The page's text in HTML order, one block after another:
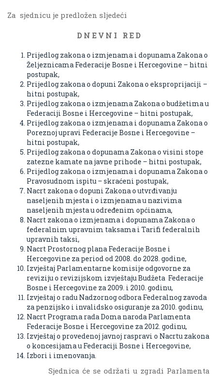
Za sjednicu je predložen sljedeći
D N E V N I R E D
Prijedlog zakona o izmjenama i dopunama Zakona o
Željeznicama Federacije Bosne i Hercegovine – hitni
postupak,
Prijedlog zakona o dopuni Zakona o eksproprijaciji –
hitni postupak,
Prijedlog zakona o izmjenama Zakona o budžetima u
Federaciji Bosne i Hercegovine – hitni postupak,
Prijedlog zakona o izmjenama i dopunama Zakona o
Poreznoj upravi Federacije Bosne i Hercegovine –
hitni postupak,
Prijedlog zakona o dopunama Zakona o visini stope
zatezne kamate na javne prihode – hitni postupak,
Prijedlog zakona o izmjenama i dopunama Zakona o
Pravosudnom ispitu – skraćeni postupak,
Nacrt zakona o dopuni Zakona o utvrđivanju
naseljenih mjesta i o izmjenama u nazivima
naseljenih mjesta u određenim općinama,
Nacrt zakona o izmjenama i dopunama Zakona o
federalnim upravnim taksama i Tarifi federalnih
upravnih taksi,
Nacrt Prostornog plana Federacije Bosne i
Hercegovine za period od 2008. do 2028. godine,
Izvještaj Parlamentarne komisije odgovorne za
reviziju o revizijskom izvještaju Budžeta Federacije
Bosne i Hercegovine za 2009. i 2010. godinu,
Izvještaj o radu Nadzornog odbora Federalnog zavoda
za penzijsko i invalidsko osiguranje za 2010. godinu,
Nacrt Programa rada Doma naroda Parlamenta
Federacije Bosne i Hercegovine za 2012. godinu,
Izvještaj o provedenoj javnoj raspravi o Nacrtu zakona
o koncesijama u Federaciji Bosne i Hercegovine,
Izbori i imenovanja.
Sjednica će se održati u zgradi Parlamenta